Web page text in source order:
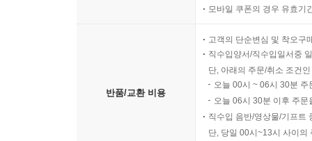
모바일 쿠폰의 경우 유효기
반품/교환 비용
고객의 단순변심 및 착오구
직수입양서/직수입일서중
단, 아래의 주문/취소 조건
오늘 00시 ~ 06시 30분
오늘 06시 30분 이후 주
직수입 음반/영상물/기프트
단, 당일 00시~13시 사이의